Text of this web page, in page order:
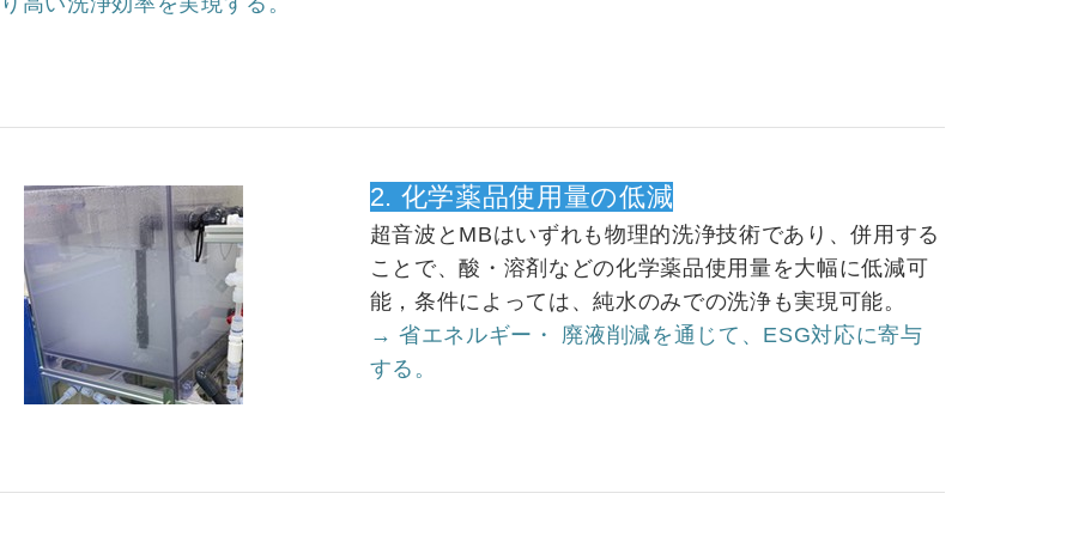
2. 化学薬品使用量の低減
超音波とMBはいずれも物理的洗浄技術であり、併用する
ことで、酸・溶剤などの化学薬品使用量を大幅に低減可
能，条件によっては、純水のみでの洗浄も実現可能。
→ 省エネルギー・ 廃液削減を通じて、ESG対応に寄与
する。